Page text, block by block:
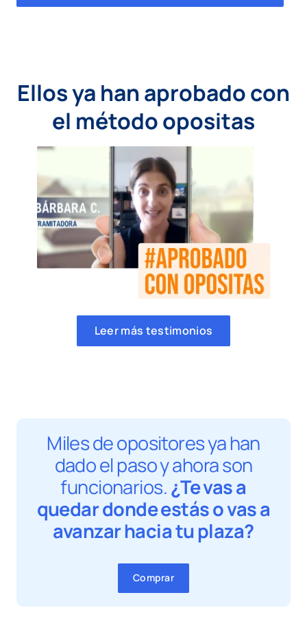
Ellos ya han aprobado con
el método opositas
Leer más testimonios
Miles de opositores ya han
dado el paso y ahora son
funcionarios.¿Te vas a
quedar donde estás o vas a
avanzar hacia tu plaza?
Comprar